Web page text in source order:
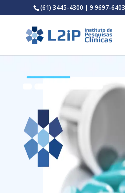
(61) 3445-4300 | 9 9697-6403